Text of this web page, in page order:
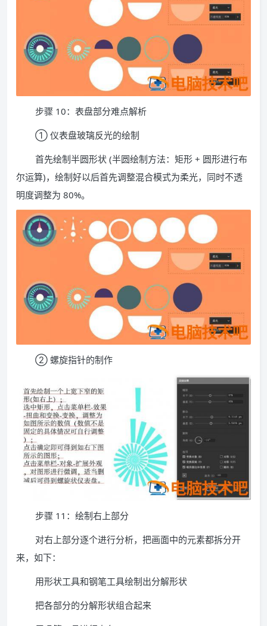
步骤 10：表盘部分难点解析
① 仪表盘玻璃反光的绘制
首先绘制半圆形状 (半圆绘制方法：矩形 + 圆形进行布
尔运算)，绘制好以后首先调整混合模式为柔光，同时不透
明度调整为 80%。
② 螺旋指针的制作
步骤 11：绘制右上部分
对右上部分逐个进行分析，把画面中的元素都拆分开
来，如下：
用形状工具和钢笔工具绘制出分解形状
把各部分的分解形状组合起来